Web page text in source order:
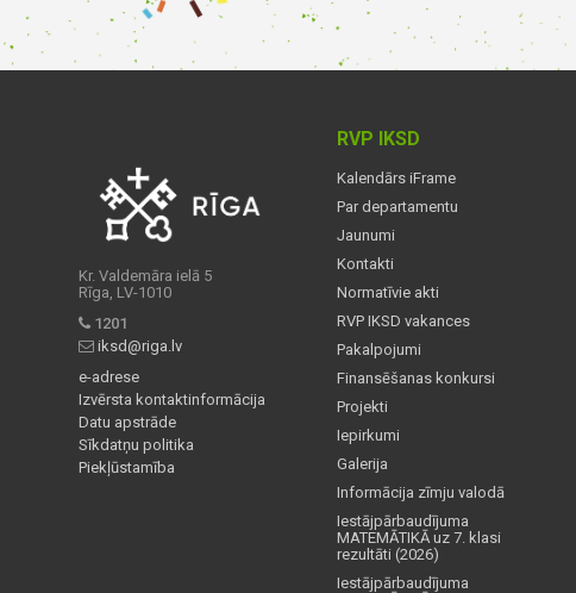
Kr. Valdemāra ielā 5
Rīga, LV-1010
1201
iksd@riga.lv
e-adrese
Izvērsta kontaktinformācija
Datu apstrāde
Sīkdatņu politika
Piekļūstamība
RVP IKSD
Kalendārs iFrame
Par departamentu
Jaunumi
Kontakti
Normatīvie akti
RVP IKSD vakances
Pakalpojumi
Finansēšanas konkursi
Projekti
Iepirkumi
Galerija
Informācija zīmju valodā
Iestājpārbaudījuma
MATEMĀTIKĀ uz 7. klasi
rezultāti (2026)
Iestājpārbaudījuma